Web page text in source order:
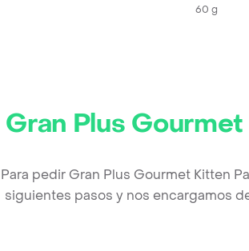
60 g
Gran Plus
Para pedir Gran Plus Gourmet Kitten
siguientes pasos y nos encargamos